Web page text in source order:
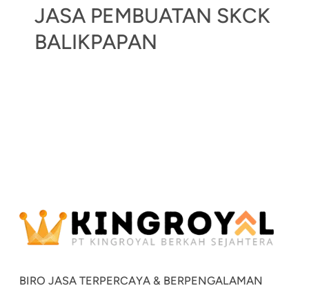
JASA PEMBUATAN SKCK
BALIKPAPAN
BIRO JASA TERPERCAYA & BERPENGALAMAN